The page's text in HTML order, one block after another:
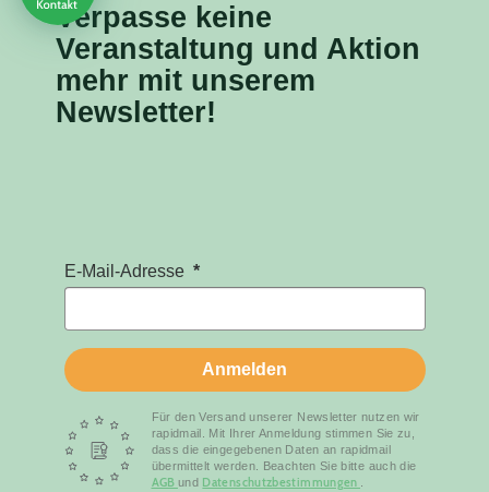
Verpasse keine
Veranstaltung und Aktion
mehr mit unserem
Newsletter!
E-Mail-Adresse
Anmelden
Für den Versand unserer Newsletter nutzen wir
rapidmail. Mit Ihrer Anmeldung stimmen Sie zu,
dass die eingegebenen Daten an rapidmail
übermittelt werden. Beachten Sie bitte auch die
AGB und Datenschutzbestimmungen